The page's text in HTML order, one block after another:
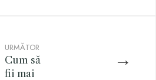
→
URMĂTOR
Cum să
fii mai